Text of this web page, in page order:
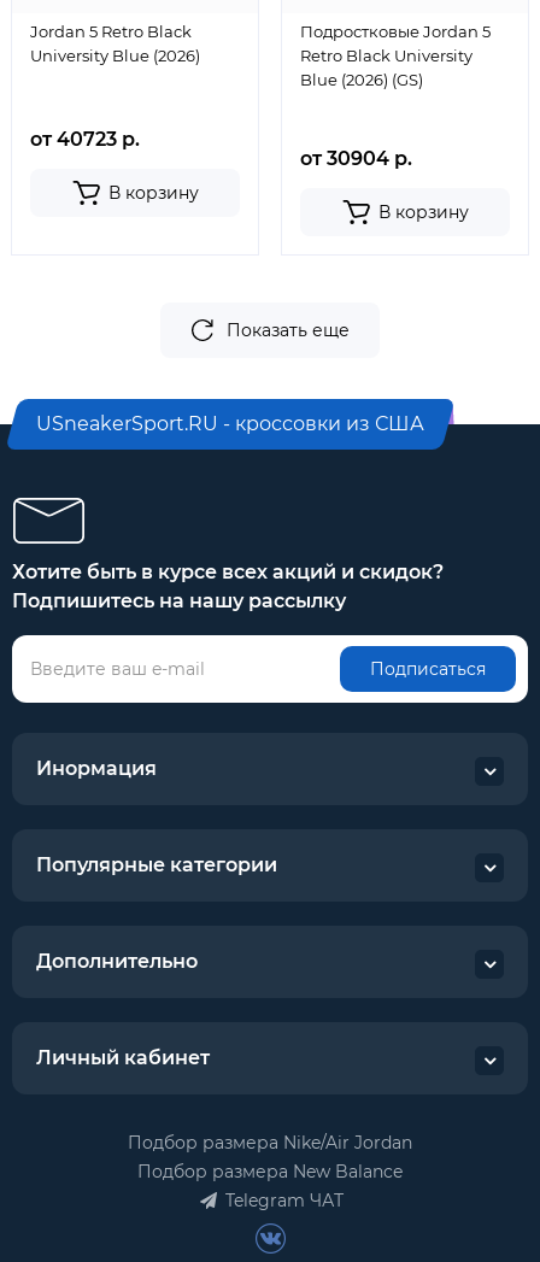
Jordan 5 Retro Black
University Blue (2026)
от 40723 р.
В корзину
Подростковые Jordan 5
Retro Black University
Blue (2026) (GS)
от 30904 р.
В корзину
Показать еще
USneakerSport.RU - кроссовки из США
Хотите быть в курсе всех акций и скидок?
Подпишитесь на нашу рассылку
Подписаться
Инормация
Популярные категории
Дополнительно
Личный кабинет
Подбор размера Nike/Air Jordan
Подбор размера New Balance
Telegram ЧАТ